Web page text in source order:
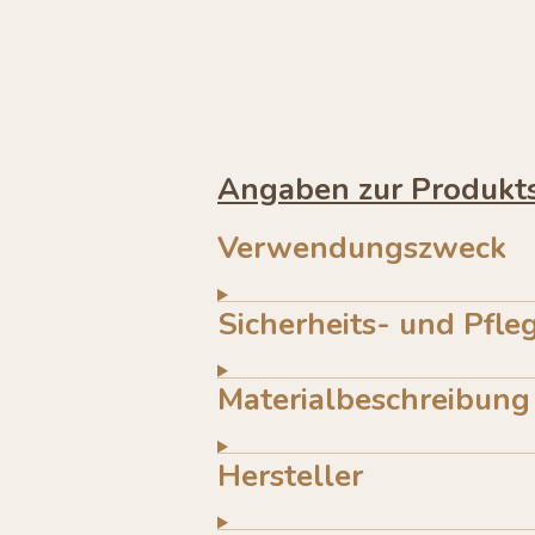
Angaben zur
Verwendungszweck
Sicherheits- und
Materialbeschreibung
Hersteller